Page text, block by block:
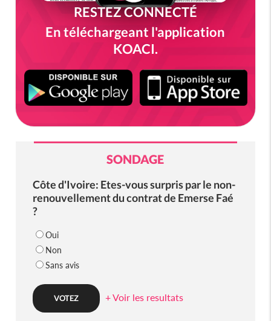
RESTEZ CONNECTÉ
En téléchargeant l'application
KOACI.
SONDAGE
Côte d'Ivoire: Etes-vous surpris par le non-
renouvellement du contrat de Emerse Faé
?
Oui
Non
Sans avis
+ Voir les resultats